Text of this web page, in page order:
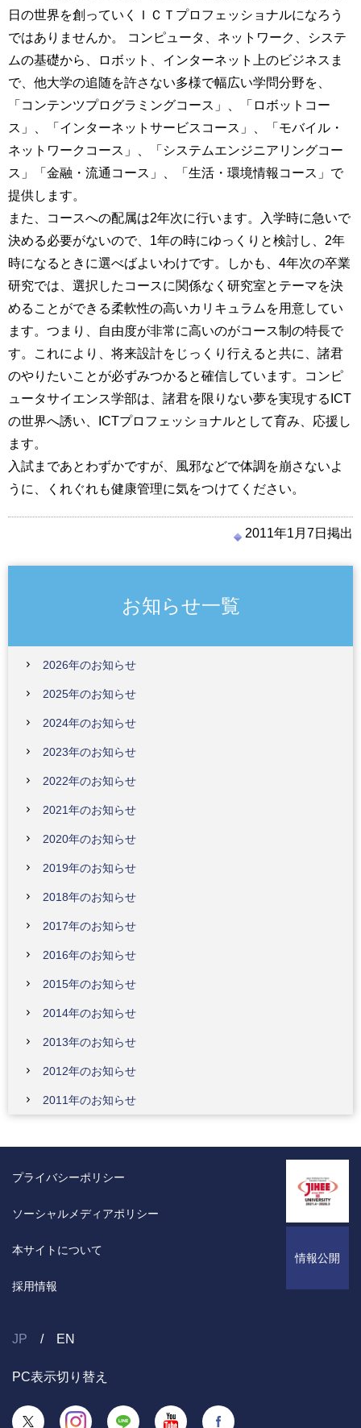
日の世界を創っていくＩＣＴプロフェッショナルになろう
ではありませんか。 コンピュータ、ネットワーク、システ
ムの基礎から、ロボット、インターネット上のビジネスま
で、他大学の追随を許さない多様で幅広い学問分野を、
「コンテンツプログラミングコース」、「ロボットコー
ス」、「インターネットサービスコース」、「モバイル・
ネットワークコース」、「システムエンジニアリングコー
ス」「金融・流通コース」、「生活・環境情報コース」で
提供します。
また、コースへの配属は2年次に行います。入学時に急いで
決める必要がないので、1年の時にゆっくりと検討し、2年
時になるときに選べばよいわけです。しかも、4年次の卒業
研究では、選択したコースに関係なく研究室とテーマを決
めることができる柔軟性の高いカリキュラムを用意してい
ます。つまり、自由度が非常に高いのがコース制の特長で
す。これにより、将来設計をじっくり行えると共に、諸君
のやりたいことが必ずみつかると確信しています。コンピ
ュータサイエンス学部は、諸君を限りない夢を実現するICT
の世界へ誘い、ICTプロフェッショナルとして育み、応援し
ます。
入試まであとわずかですが、風邪などで体調を崩さないよ
うに、くれぐれも健康管理に気をつけてください。
2011年1月7日掲出
お知らせ一覧
2026年のお知らせ
2025年のお知らせ
2024年のお知らせ
2023年のお知らせ
2022年のお知らせ
2021年のお知らせ
2020年のお知らせ
2019年のお知らせ
2018年のお知らせ
2017年のお知らせ
2016年のお知らせ
2015年のお知らせ
2014年のお知らせ
2013年のお知らせ
2012年のお知らせ
2011年のお知らせ
情報公開
プライバシーポリシー
ソーシャルメディアポリシー
本サイトについて
採用情報
JP EN
PC表示切り替え